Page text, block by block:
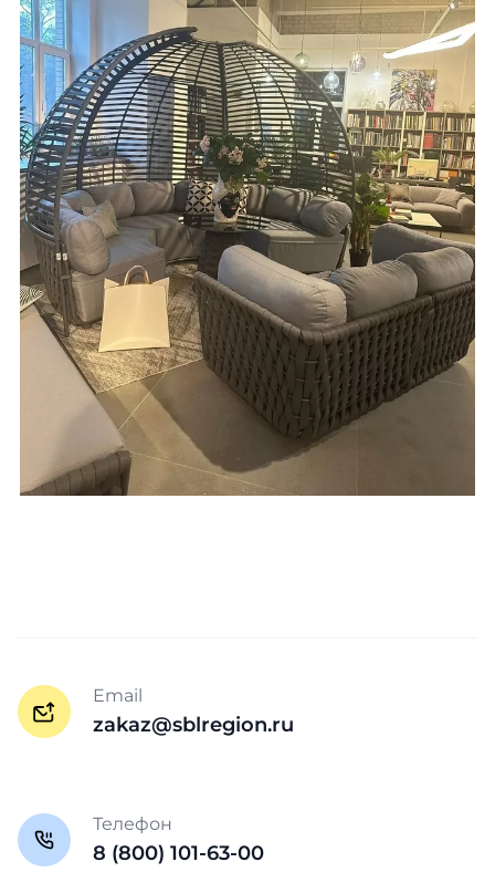
Email
zakaz@sblregion.ru
Телефон
8 (800) 101-63-00